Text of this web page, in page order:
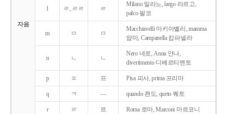
자음
l ㄹ, ㄹㄹ ㄹ
Milano 밀라노, largo 라르고,
palco 팔코
m ㅁ ㅁ
Macchiavelli 마키아벨리, mamma
맘마, Campanella 캄파넬라
n ㄴ ㄴ
Nero 네로, Anna 안나,
divertimento 디베르티멘토
p ㅍ 프 Pisa 피사, prima 프리마
q ㅋ ― quando 콴도, queto 퀘토
r ㄹ 르 Roma 로마, Marconi 마르코니